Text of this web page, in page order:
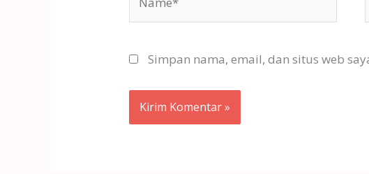
Simpan nama, email, dan situs web